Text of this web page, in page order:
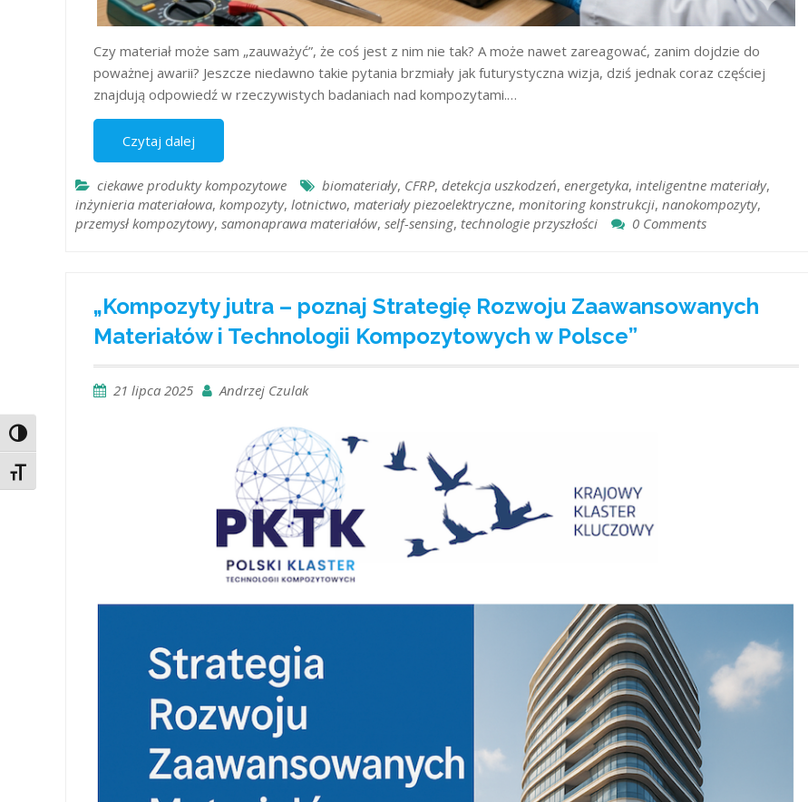
Toggle High Contrast
Toggle Font size
Czy materiał może sam „zauważyć”, że coś jest z nim nie tak? A może nawet zareagować, zanim dojdzie do
poważnej awarii? Jeszcze niedawno takie pytania brzmiały jak futurystyczna wizja, dziś jednak coraz częściej
znajdują odpowiedź w rzeczywistych badaniach nad kompozytami.…
Czytaj dalej
ciekawe produkty kompozytowe biomateriały, CFRP, detekcja uszkodzeń, energetyka, inteligentne materiały,
inżynieria materiałowa, kompozyty, lotnictwo, materiały piezoelektryczne, monitoring konstrukcji, nanokompozyty,
przemysł kompozytowy, samonaprawa materiałów, self-sensing, technologie przyszłości 0 Comments
„Kompozyty jutra – poznaj Strategię Rozwoju Zaawansowanych
Materiałów i Technologii Kompozytowych w Polsce”
21 lipca 2025 Andrzej Czulak